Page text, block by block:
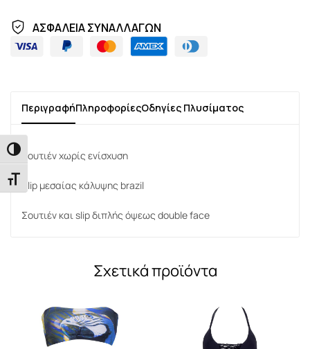
Εναλλαγή Υψηλής Αντίθεσης
Εναλλαγή Μεγέθους Γραμμάτων
ΑΣΦΑΛΕΙΑ ΣΥΝΑΛΛΑΓΩΝ
ΠεριγραφήΠληροφορίεςΟδηγίες Πλυσίματος
Σουτιέν χωρίς ενίσχυση
Slip μεσαίας κάλυψης brazil
Σουτιέν και slip διπλής όψεως double face
Σχετικά προϊόντα